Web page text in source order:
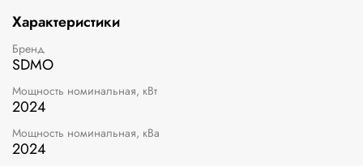
Характеристики
Бренд
SDMO
Мощность номинальная, кВт
2024
Мощность номинальная, кВа
2024